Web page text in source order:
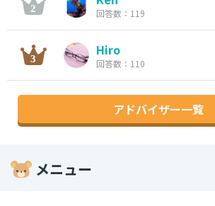
回答数：119
Hiro
回答数：110
アドバイザー一覧
メニュー